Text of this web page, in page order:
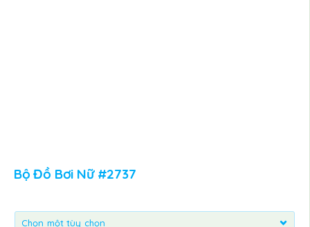
Bộ Đồ Bơi Nữ #2737